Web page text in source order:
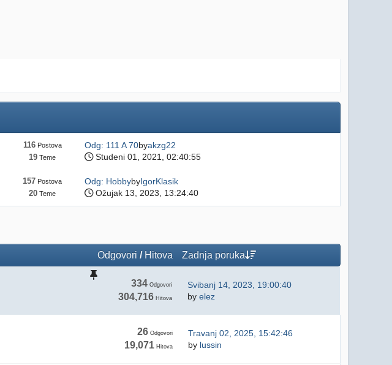
116Postova
19 Teme
Odg: 111 A 70byakzg22
Studeni 01, 2021, 02:40:55
157 Postova
20 Teme
Odg: HobbybyIgorKlasik
Ožujak 13, 2023, 13:24:40
Odgovori / Hitova
Zadnja poruka
334 Odgovori
304,716 Hitova
Svibanj 14, 2023, 19:00:40
byelez
26Odgovori
19,071Hitova
Travanj 02, 2025, 15:42:46
by lussin